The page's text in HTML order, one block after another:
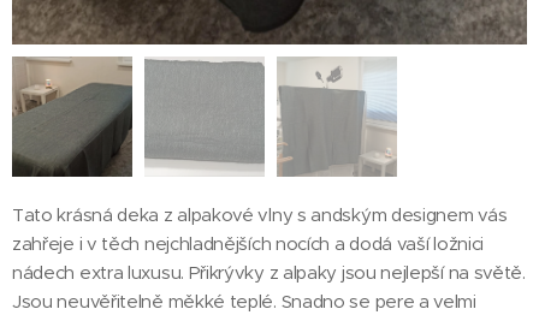
Tato krásná deka z alpakové vlny s andským designem vás
zahřeje i v těch nejchladnějších nocích a dodá vaší ložnici
nádech extra luxusu. Přikrývky z alpaky jsou nejlepší na světě.
Jsou neuvěřitelně měkké teplé. Snadno se pere a velmi